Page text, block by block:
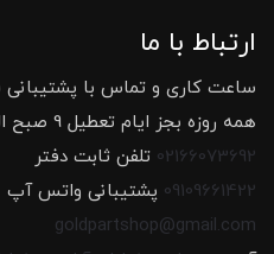
ارتباط با ما
ساعت کاری و تماس با پشتیبانی
همه روزه بجز ایام تعطیل 9 صبح الی 7 عصر
02166073692 تلفن ثابت دفتر
09109661422 پشتیبانی واتس آپ
goldpartshop@gmail.com